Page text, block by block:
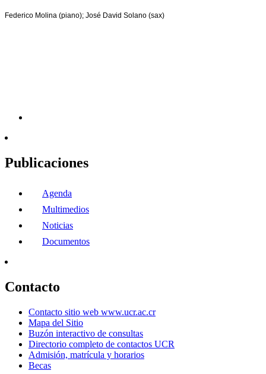
Federico Molina (piano); José David Solano (sax)
Publicaciones
Agenda
Multimedios
Noticias
Documentos
Contacto
Contacto sitio web www.ucr.ac.cr
Mapa del Sitio
Buzón interactivo de consultas
Directorio completo de contactos UCR
Admisión, matrícula y horarios
Becas